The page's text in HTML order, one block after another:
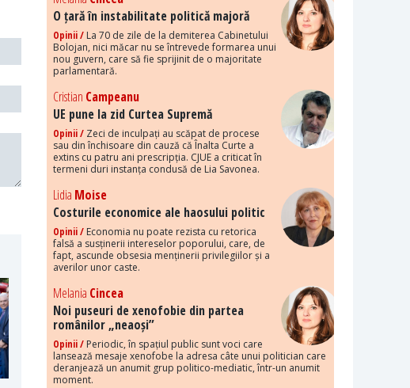
O țară în instabilitate politică majoră
Opinii / La 70 de zile de la demiterea Cabinetului
Bolojan, nici măcar nu se întrevede formarea unui
nou guvern, care să fie sprijinit de o majoritate
parlamentară.
Cristian Campeanu
UE pune la zid Curtea Supremă
Opinii / Zeci de inculpați au scăpat de procese
sau din închisoare din cauză că Înalta Curte a
extins cu patru ani prescripția. CJUE a criticat în
termeni duri instanța condusă de Lia Savonea.
Lidia Moise
Costurile economice ale haosului politic
Opinii / Economia nu poate rezista cu retorica
falsă a susținerii intereselor poporului, care, de
fapt, ascunde obsesia menținerii privilegiilor și a
averilor unor caste.
Melania Cincea
Noi puseuri de xenofobie din partea
românilor „neaoși”
Opinii / Periodic, în spațiul public sunt voci care
lansează mesaje xenofobe la adresa câte unui politician care
deranjează un anumit grup politico-mediatic, într-un anumit
moment.